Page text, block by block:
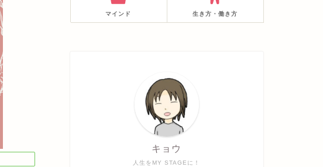
マインド 生き方・働き方
人生をMY STAGEに！
キョウ